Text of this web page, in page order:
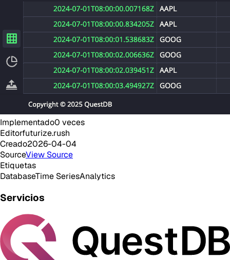
Implementado0 veces
Editorfuturize.rush
Creado2026-04-04
SourceView Source
Etiquetas
DatabaseTime SeriesAnalytics
Servicios